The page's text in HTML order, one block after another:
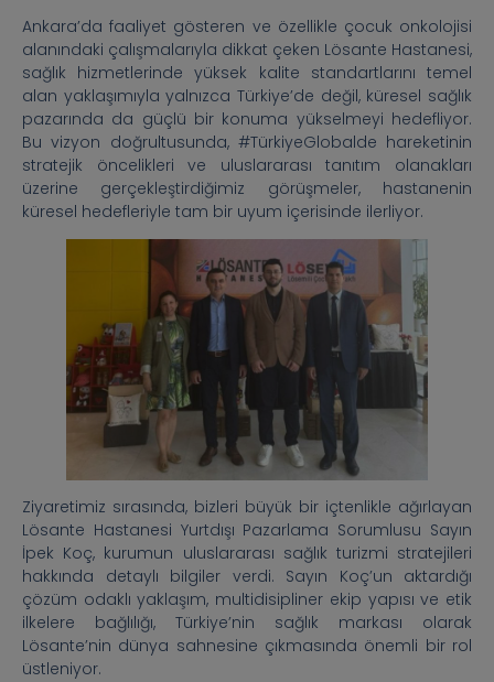
Ankara’da faaliyet gösteren ve özellikle çocuk onkolojisi
alanındaki çalışmalarıyla dikkat çeken Lösante Hastanesi,
sağlık hizmetlerinde yüksek kalite standartlarını temel
alan yaklaşımıyla yalnızca Türkiye’de değil, küresel sağlık
pazarında da güçlü bir konuma yükselmeyi hedefliyor.
Bu vizyon doğrultusunda, #TürkiyeGlobalde hareketinin
stratejik öncelikleri ve uluslararası tanıtım olanakları
üzerine gerçekleştirdiğimiz görüşmeler, hastanenin
küresel hedefleriyle tam bir uyum içerisinde ilerliyor.
Ziyaretimiz sırasında, bizleri büyük bir içtenlikle ağırlayan
Lösante Hastanesi Yurtdışı Pazarlama Sorumlusu Sayın
İpek Koç, kurumun uluslararası sağlık turizmi stratejileri
hakkında detaylı bilgiler verdi. Sayın Koç’un aktardığı
çözüm odaklı yaklaşım, multidisipliner ekip yapısı ve etik
ilkelere bağlılığı, Türkiye’nin sağlık markası olarak
Lösante’nin dünya sahnesine çıkmasında önemli bir rol
üstleniyor.